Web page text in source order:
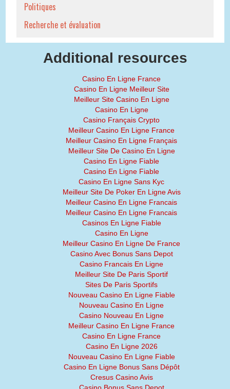
Politiques
Recherche et évaluation
Additional resources
Casino En Ligne France
Casino En Ligne Meilleur Site
Meilleur Site Casino En Ligne
Casino En Ligne
Casino Français Crypto
Meilleur Casino En Ligne France
Meilleur Casino En Ligne Français
Meilleur Site De Casino En Ligne
Casino En Ligne Fiable
Casino En Ligne Fiable
Casino En Ligne Sans Kyc
Meilleur Site De Poker En Ligne Avis
Meilleur Casino En Ligne Francais
Meilleur Casino En Ligne Francais
Casinos En Ligne Fiable
Casino En Ligne
Meilleur Casino En Ligne De France
Casino Avec Bonus Sans Depot
Casino Francais En Ligne
Meilleur Site De Paris Sportif
Sites De Paris Sportifs
Nouveau Casino En Ligne Fiable
Nouveau Casino En Ligne
Casino Nouveau En Ligne
Meilleur Casino En Ligne France
Casino En Ligne France
Casino En Ligne 2026
Nouveau Casino En Ligne Fiable
Casino En Ligne Bonus Sans Dépôt
Cresus Casino Avis